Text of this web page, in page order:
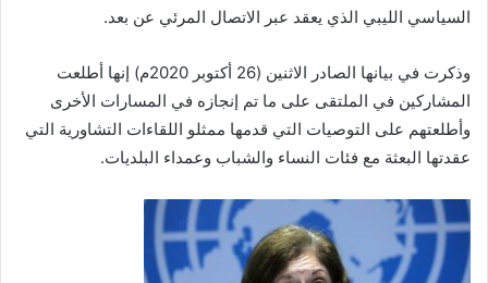
السياسي الليبي الذي يعقد عبر الاتصال المرئي عن بعد.
وذكرت في بيانها الصادر الاثنين (26 أكتوبر 2020م) إنها أطلعت
المشاركين في الملتقى على ما تم إنجازه في المسارات الأخرى
وأطلعتهم على التوصيات التي قدمها ممثلو اللقاءات التشاورية التي
عقدتها البعثة مع فئات النساء والشباب وعمداء البلديات.